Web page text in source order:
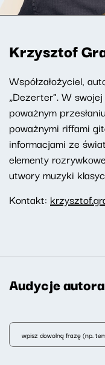
Krzysztof
Współzałożyciel,
„Dezerter". W
poważnym
poważnymi riffami
informacjami ze
elementy
utwory muzyki
Kontakt:
Audycje autora